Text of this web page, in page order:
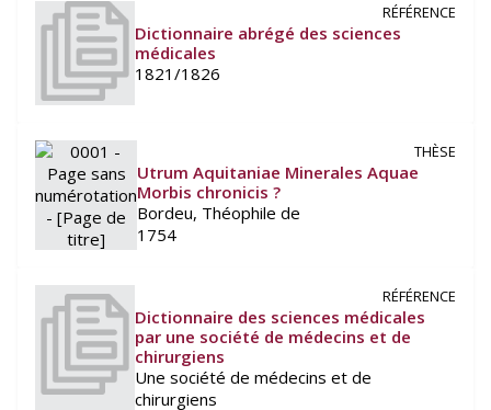
RÉFÉRENCE
Dictionnaire abrégé des sciences
médicales
1821/1826
THÈSE
Utrum Aquitaniae Minerales Aquae
Morbis chronicis ?
Bordeu, Théophile de
1754
RÉFÉRENCE
Dictionnaire des sciences médicales
par une société de médecins et de
chirurgiens
Une société de médecins et de
chirurgiens